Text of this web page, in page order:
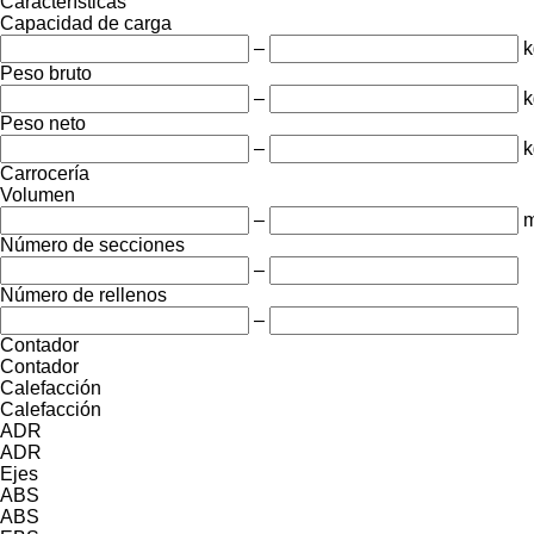
Capacidad de carga
–
Peso bruto
–
Peso neto
–
Carrocería
Volumen
–
Número de secciones
–
Número de rellenos
–
Contador
Contador
Calefacción
Calefacción
ADR
ADR
Ejes
ABS
ABS